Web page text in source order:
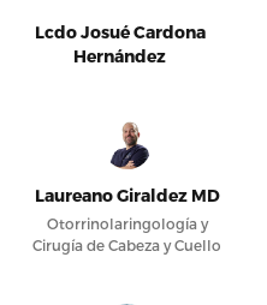
Lcdo Josué Cardona
Hernández
Laureano Giraldez MD
Otorrinolaringología y
Cirugía de Cabeza y Cuello